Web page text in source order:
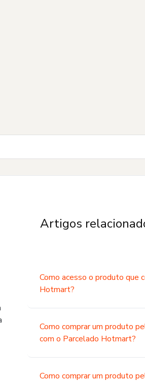
Artigos
Como acesso o produto que
Hotmart?
Como comprar um produto
com o Parcelado Hotmart?
Como comprar um produto